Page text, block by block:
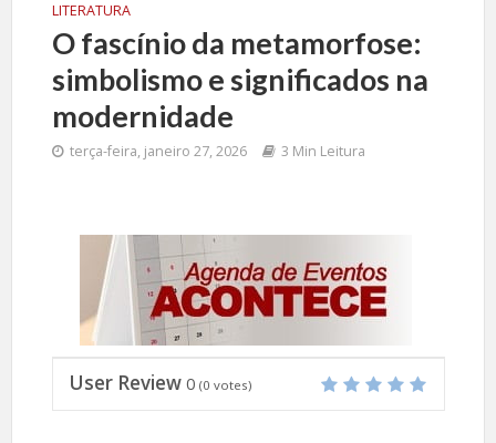
LITERATURA
O fascínio da metamorfose:
simbolismo e significados na
modernidade
terça-feira, janeiro 27, 2026 3 Min Leitura
User Review 0 (0 votes)